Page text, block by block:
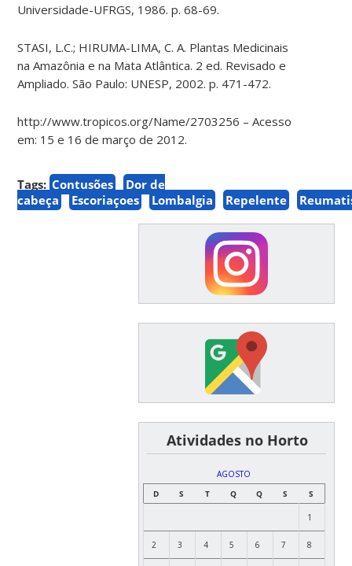
Universidade-UFRGS, 1986. p. 68-69.
STASI, L.C.; HIRUMA-LIMA, C. A. Plantas Medicinais
na Amazônia e na Mata Atlântica. 2 ed. Revisado e
Ampliado. São Paulo: UNESP, 2002. p. 471-472.
http://www.tropicos.org/Name/2703256 – Acesso
em: 15 e 16 de março de 2012.
Tags: Contusões
Dor de
cabeça
Escoriaçoes Lombalgia Repelente
͏ ͏ ͏ ͏ ͏ ͏Atividades no Horto
AGOSTO
D
S T Q Q S S
1
2 3 4 5 6 7 8